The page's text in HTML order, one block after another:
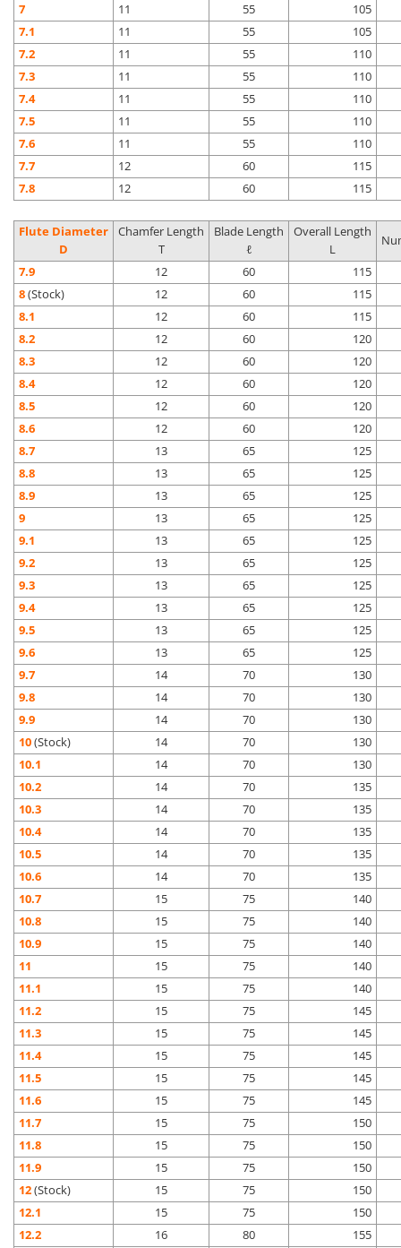
7
11 55
105
7.1
11 55
105
7.2
11 55
110
7.3
11 55
110
7.4
11 55
110
7.5
11 55
110
7.6
11 55
110
7.7
12 60
115
7.8
12 60 115
Flute Diameter
D
Chamfer Length
T
Blade Length
ℓ
Overall Length
L
7.9 12 60
115
8(Stock) 12 60
115
8.1
12 60
115
8.2
12 60
120
8.3
12 60
120
8.4
12 60
120
8.5
12 60
120
8.6
12 60
120
8.7
13 65
125
8.8
13 65
125
8.9
13 65
125
9
13 65
125
9.1
13 65
125
9.2
13 65
125
9.3
13 65
125
9.4
13 65
125
9.5
13 65
125
9.6
13 65
125
9.7
14 70
130
9.8
14 70
130
9.9
14 70
130
10(Stock) 14 70
130
10.1
14 70
130
10.2
14 70
135
10.3
14 70
135
10.4
14 70
135
10.5
14 70
135
10.6
14 70
135
10.7
15 75
140
10.8
15 75
140
10.9
15 75
140
11
15 75
140
11.1
15 75
140
11.2
15 75
145
11.3
15 75
145
11.4
15 75
145
11.5
15 75
145
11.6
15 75
145
11.7
15 75
150
11.8
15 75
150
11.9
15 75
150
12(Stock) 15 75
150
12.1
15 75
150
12.2
16 80
155